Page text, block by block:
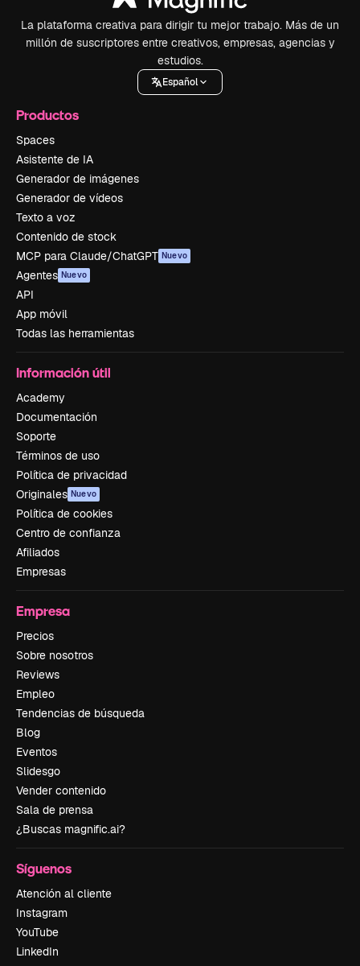
La plataforma creativa para dirigir tu mejor trabajo. Más de un
millón de suscriptores entre creativos, empresas, agencias y
estudios.
Español
Productos
Spaces
Asistente de IA
Generador de imágenes
Generador de vídeos
Texto a voz
Contenido de stock
MCP para Claude/ChatGPT Nuevo
Agentes Nuevo
API
App móvil
Todas las herramientas
Información útil
Academy
Documentación
Soporte
Términos de uso
Política de privacidad
Originales Nuevo
Política de cookies
Centro de confianza
Afiliados
Empresas
Empresa
Precios
Sobre nosotros
Reviews
Empleo
Tendencias de búsqueda
Blog
Eventos
Slidesgo
Vender contenido
Sala de prensa
¿Buscas magnific.ai?
Síguenos
Atención al cliente
Instagram
YouTube
LinkedIn